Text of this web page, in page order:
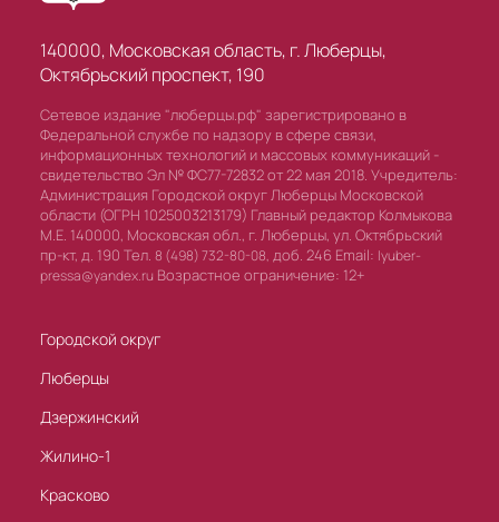
140000, Московская область, г. Люберцы,
Октябрьский проспект, 190
Сетевое издание "люберцы.рф" зарегистрировано в
Федеральной службе по надзору в сфере связи,
информационных технологий и массовых коммуникаций -
свидетельство Эл № ФС77-72832 от 22 мая 2018. Учредитель:
Администрация Городской округ Люберцы Московской
области (ОГРН 1025003213179) Главный редактор Колмыкова
М.Е. 140000, Московская обл., г. Люберцы, ул. Октябрьский
пр-кт, д. 190 Тел. 8 (498) 732-80-08, доб. 246 Email: lyuber-
pressa@yandex.ru Возрастное ограничение: 12+
Городской округ
Люберцы
Дзержинский
Жилино-1
Красково